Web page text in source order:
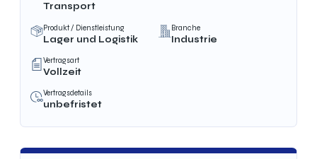
Transport
Produkt / Dienstleistung
Lager und Logistik
Branche
Industrie
Vertragsart
Vollzeit
Vertragsdetails
unbefristet